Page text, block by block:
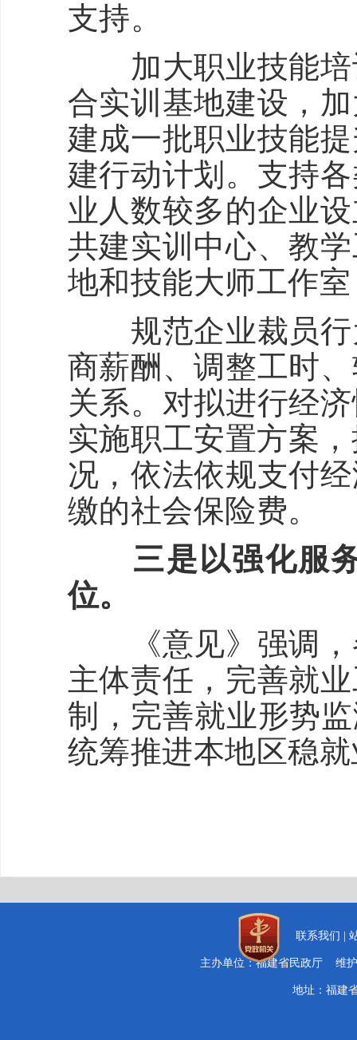
支持。
加大职业技能培
合实训基地建设，
建成一批职业技能
建行动计划。支持
业人数较多的企业
共建实训中心、教
地和技能大师工作
规范企业裁员行
商薪酬、调整工时
关系。对拟进行经
实施职工安置方案
况，依法依规支付
缴的社会保险费。
三是以强化服务
位。
《意见》强调，
主体责任，完善就
制，完善就业形势
统筹推进本地区稳
联系我们
主办单位：福建省民政厅 维
地址：福建